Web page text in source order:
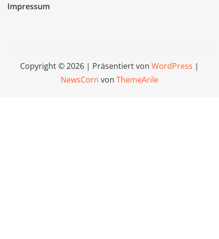
Impressum
Copyright © 2026 | Präsentiert von WordPress |
NewsCorn von ThemeArile